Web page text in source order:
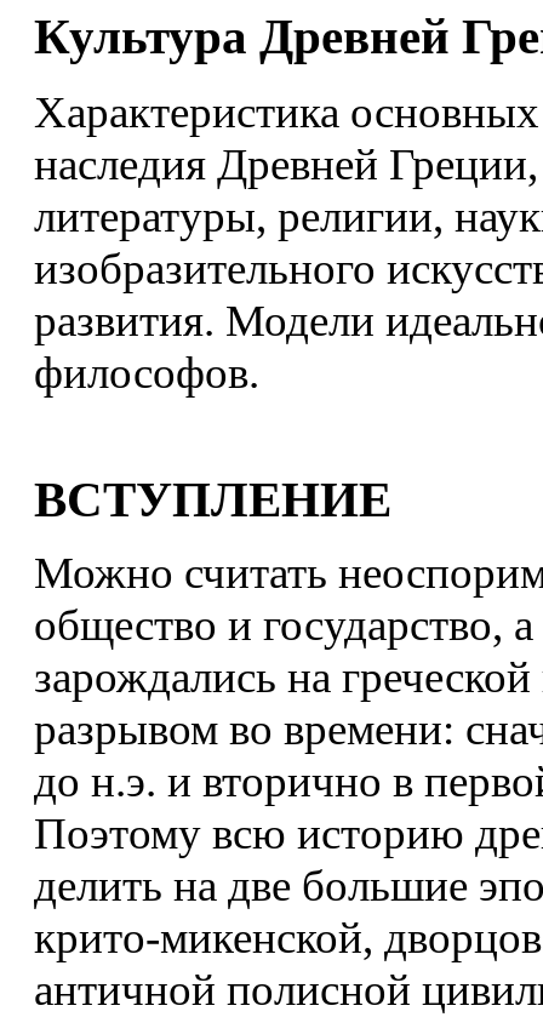
Культура Древней
Характеристика
наследия Древней
литературы, религии,
изобразительного
развития. Модели
философов.
ВСТУПЛЕНИЕ
Можно считать
общество и государство,
зарождались на
разрывом во времени:
до н.э. и вторично в
Поэтому всю историю
делить на две большие
крито-микенской,
античной полисной